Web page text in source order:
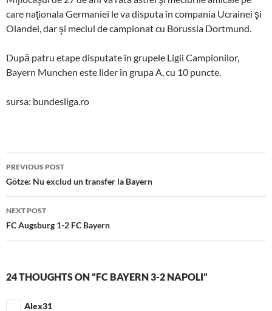
care naţionala Germaniei le va disputa în compania Ucrainei şi
Olandei, dar şi meciul de campionat cu Borussia Dortmund.
După patru etape disputate în grupele Ligii Campionilor,
Bayern Munchen este lider în grupa A, cu 10 puncte.
sursa: bundesliga.ro
Post
navigation
PREVIOUS POST
Götze: Nu exclud un transfer la Bayern
NEXT POST
FC Augsburg 1-2 FC Bayern
24 THOUGHTS ON “FC BAYERN 3-2 NAPOLI”
Alex31